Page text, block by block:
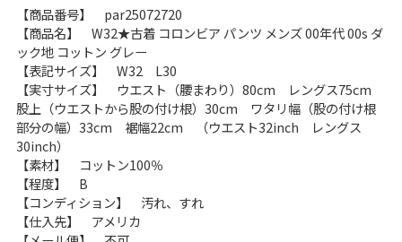
【商品番号】 par25072720
【商品名】 W32★古着 コロンビア パンツ メンズ 00年代 00s ダ
ック地 コットン グレー
【表記サイズ】 W32 L30
【実寸サイズ】 ウエスト（腰まわり）80cm レングス75cm
股上（ウエストから股の付け根）30cm ワタリ幅（股の付け根
部分の幅）33cm 裾幅22cm （ウエスト32inch レングス
30inch）
【素材】 コットン100％
【程度】 B
【コンディション】 汚れ、すれ
【仕入先】 アメリカ